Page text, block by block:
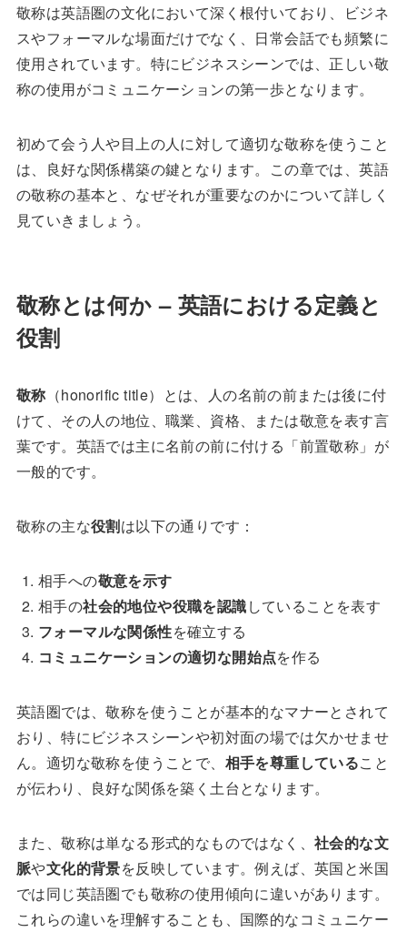
敬称は英語圏の文化において深く根付いており、ビジネ
スやフォーマルな場面だけでなく、日常会話でも頻繁に
使用されています。特にビジネスシーンでは、正しい敬
称の使用がコミュニケーションの第一歩となります。
初めて会う人や目上の人に対して適切な敬称を使うこと
は、良好な関係構築の鍵となります。この章では、英語
の敬称の基本と、なぜそれが重要なのかについて詳しく
見ていきましょう。
敬称とは何か – 英語における定義と
役割
敬称 （honorific title）とは、人の名前の前または後に付
けて、その人の地位、職業、資格、または敬意を表す言
葉です。英語では主に名前の前に付ける「前置敬称」が
一般的です。
敬称の主な役割は以下の通りです：
相手への敬意を示す
相手の社会的地位や役職を認識していることを表す
フォーマルな関係性を確立する
コミュニケーションの適切な開始点を作る
英語圏では、敬称を使うことが基本的なマナーとされて
おり、特にビジネスシーンや初対面の場では欠かせませ
ん。適切な敬称を使うことで、 相手を尊重していること
が伝わり、良好な関係を築く土台となります。
また、敬称は単なる形式的なものではなく、 社会的な文
脈や文化的背景を反映しています。例えば、英国と米国
では同じ英語圏でも敬称の使用傾向に違いがあります。
これらの違いを理解することも、国際的なコミュニケー